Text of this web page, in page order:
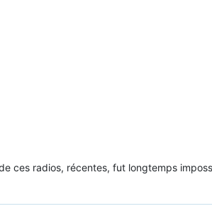
ces radios, récentes, fut longtemps